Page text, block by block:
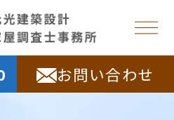
お問い合わせ